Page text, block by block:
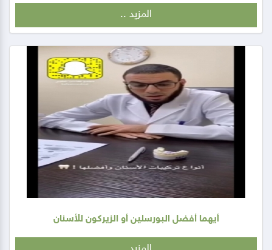
المزيد ..
أيهما أفضل البورسلين أو الزيركون للأسنان